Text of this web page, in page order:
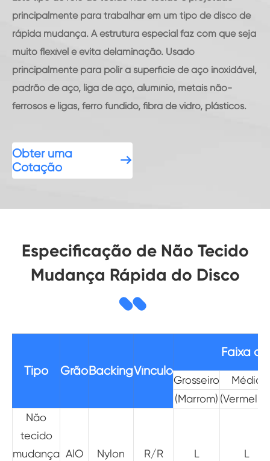
principalmente para trabalhar em um tipo de disco de
rápida mudança. A estrutura especial faz com que seja
muito flexível e evita delaminação. Usado
principalmente para polir a superfície de aço inoxidável,
padrão de aço, liga de aço, alumínio, metais não-
ferrosos e ligas, ferro fundido, fibra de vidro, plásticos.
Obter uma
Cotação

Especificação de Não Tecido
Mudança Rápida do Disco
Tipo GrãoBackingVínculo
Faixa
Grosseiro
Médio
(Marrom)
Não
tecido
mudança AlO Nylon R/R L L